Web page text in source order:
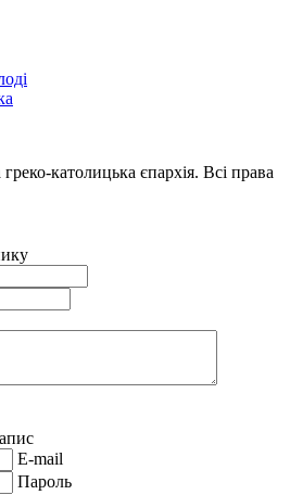
католицька єпархія. Всі права
E-mail
Пароль